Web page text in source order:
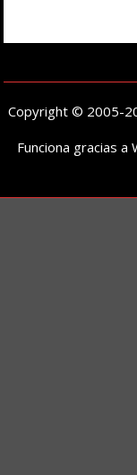
Copyright © 2005-
Funciona gracias a